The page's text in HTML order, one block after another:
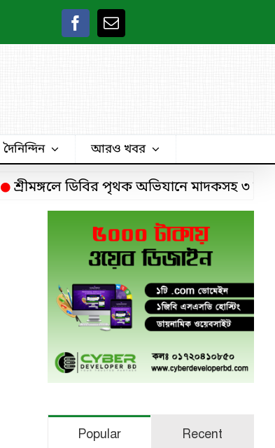
দৈনিন্দিন আরও খবর
শ্রীমঙ্গলে ডিবির পৃথক অভিযানে মাদকসহ ৩ চিহ্নিত
Popular Recent